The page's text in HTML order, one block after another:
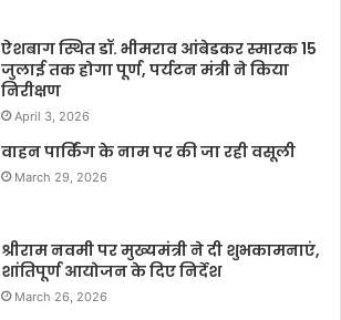
ऐशबाग स्थित डॉ. भीमराव आंबेडकर स्मारक 15
जुलाई तक होगा पूर्ण, पर्यटन मंत्री ने किया
निरीक्षण
April 3, 2026
वाहन पार्किंग के नाम पर की जा रही वसूली
March 29, 2026
श्रीराम नवमी पर मुख्यमंत्री ने दी शुभकामनाएं,
शांतिपूर्ण आयोजन के दिए निर्देश
March 26, 2026